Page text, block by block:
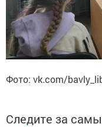
Фото: vk.com/
Следите за